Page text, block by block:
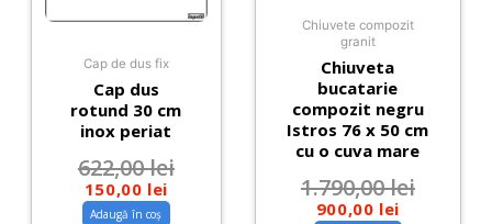
Cap de dus fix
Cap dus
rotund 30 cm
inox periat
622,00lei
150,00 lei
Adaugă în coș
Chiuvete compozit
granit
Chiuveta
bucatarie
compozit negru
Istros 76 x 50 cm
cu o cuva mare
1.790,00lei
900,00 lei